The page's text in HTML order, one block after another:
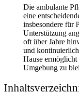
Die ambulante
eine
insbesondere für
Unterstützung
oft über Jahre
und
Hause
Umgebung zu